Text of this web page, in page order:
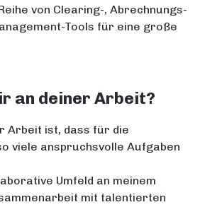
von Clearing-, Abrechnungs-
Tools für eine große
an deiner Arbeit?
Arbeit ist, dass für die
viele anspruchsvolle Aufgaben
Umfeld an meinem
mit talentierten